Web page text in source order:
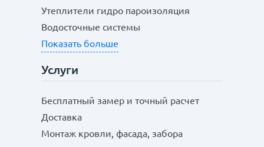
Утеплители гидро пароизоляция
Водосточные системы
Показать больше
Услуги
Бесплатный замер и точный расчет
Доставка
Монтаж кровли, фасада, забора